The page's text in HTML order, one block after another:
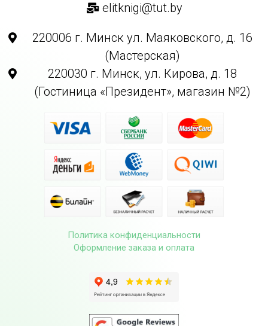
elitknigi@tut.by
220006 г. Минск ул. Маяковского, д. 16
(Мастерская)
220030 г. Минск, ул. Кирова, д. 18
(Гостиница «Президент», магазин №2)
Политика конфиденциальности
Оформление заказа и оплата